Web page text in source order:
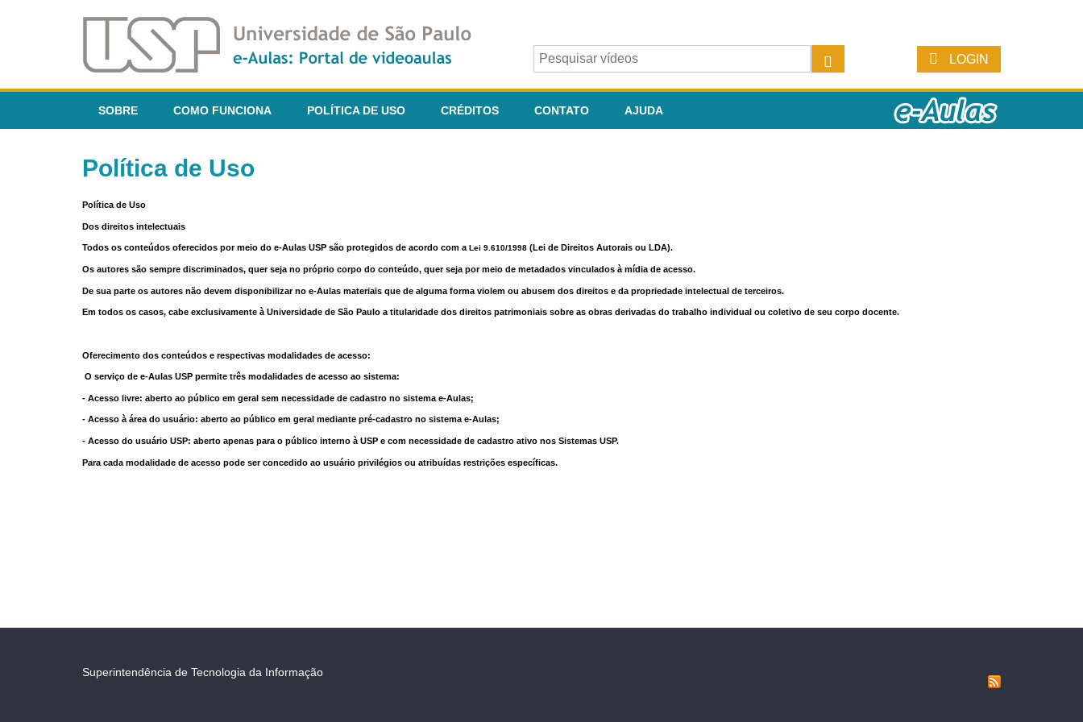
LOGIN
SOBRE COMO FUNCIONA POLÍTICA DE USO CRÉDITOS CONTATO AJUDA
Política de Uso
Política de Uso
Dos direitos intelectuais
Todos os conteúdos oferecidos por meio do e-Aulas USP são protegidos de acordo com a Lei 9.610/1998 (Lei de Direitos Autorais ou LDA).
Os autores são sempre discriminados, quer seja no próprio corpo do conteúdo, quer seja por meio de metadados vinculados à mídia de acesso.
De sua parte os autores não devem disponibilizar no e-Aulas materiais que de alguma forma violem ou abusem dos direitos e da propriedade intelectual de terceiros.
Em todos os casos, cabe exclusivamente à Universidade de São Paulo a titularidade dos direitos patrimoniais sobre as obras derivadas do trabalho individual ou coletivo de seu corpo docente.
Oferecimento dos conteúdos e respectivas modalidades de acesso:
O serviço de e-Aulas USP permite três modalidades de acesso ao sistema:
- Acesso livre: aberto ao público em geral sem necessidade de cadastro no sistema e-Aulas;
- Acesso à área do usuário: aberto ao público em geral mediante pré-cadastro no sistema e-Aulas;
- Acesso do usuário USP: aberto apenas para o público interno à USP e com necessidade de cadastro ativo nos Sistemas USP.
Para cada modalidade de acesso pode ser concedido ao usuário privilégios ou atribuídas restrições específicas.
Superintendência de Tecnologia da Informação